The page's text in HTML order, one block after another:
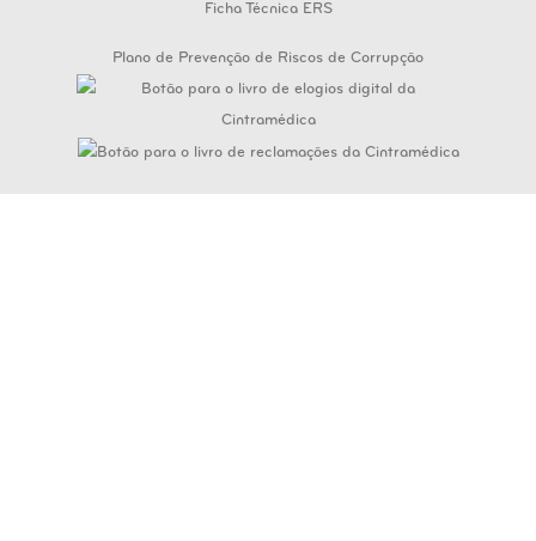
Ficha Técnica ERS
Plano de Prevenção de Riscos de Corrupção